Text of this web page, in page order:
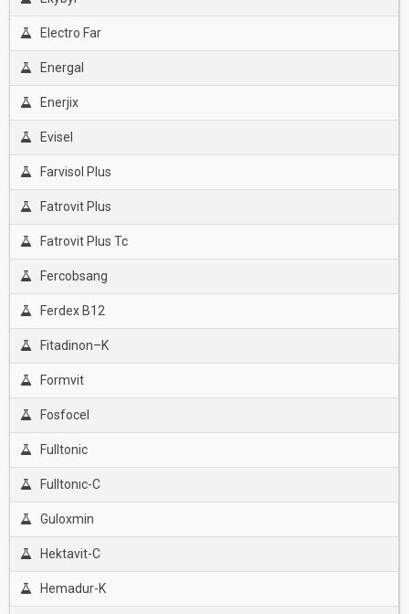
Electro Far
Energal
Enerjix
Evisel
Farvisol Plus
Fatrovit Plus
Fatrovit Plus Tc
Fercobsang
Ferdex B12
Fitadinon–K
Formvit
Fosfocel
Fulltonic
Fulltonıc-C
Guloxmin
Hektavit-C
Hemadur-K